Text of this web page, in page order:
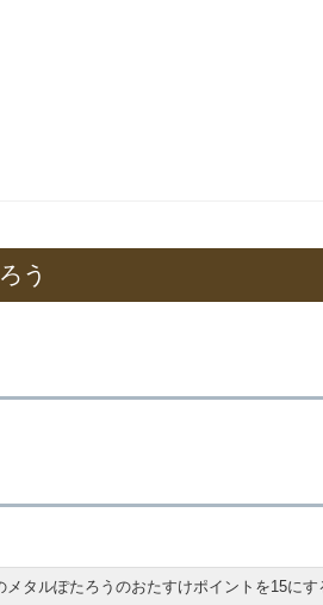
う
メタルぽたろうのおたすけポイントを15にす